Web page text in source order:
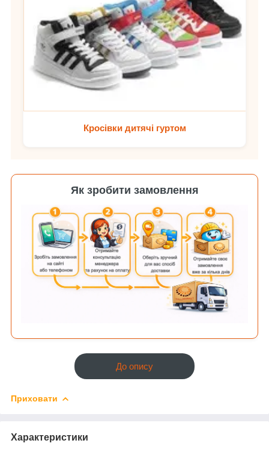
Кросівки дитячі гуртом
Як зробити замовлення
До опису
Приховати
Характеристики